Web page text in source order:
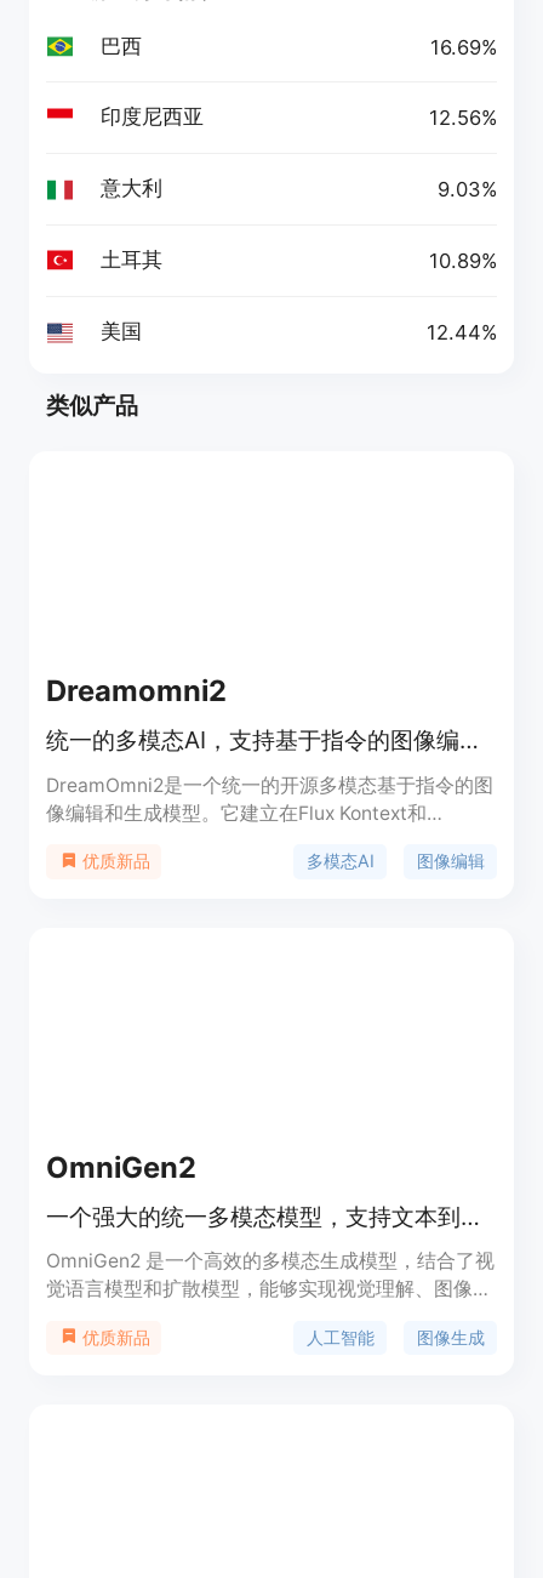
巴西 16.69%
印度尼西亚 12.56%
意大利 9.03%
土耳其 10.89%
美国 12.44%
类似产品
Dreamomni2
统一的多模态AI，支持基于指令的图像编辑与生成，超越商业模型。
DreamOmni2是一个统一的开源多模态基于指令的图
像编辑和生成模型。它建立在Flux Kontext和
象属性和具体对象。该模型在基准测试中优于商业模
优质新品 多模态AI 图像编辑
OmniGen2
一个强大的统一多模态模型，支持文本到图像生成及图像编辑。
OmniGen2 是一个高效的多模态生成模型，结合了视
觉语言模型和扩散模型，能够实现视觉理解、图像生
供了强大的基础，助力个性化和可控生成 AI 的探
优质新品 人工智能 图像生成